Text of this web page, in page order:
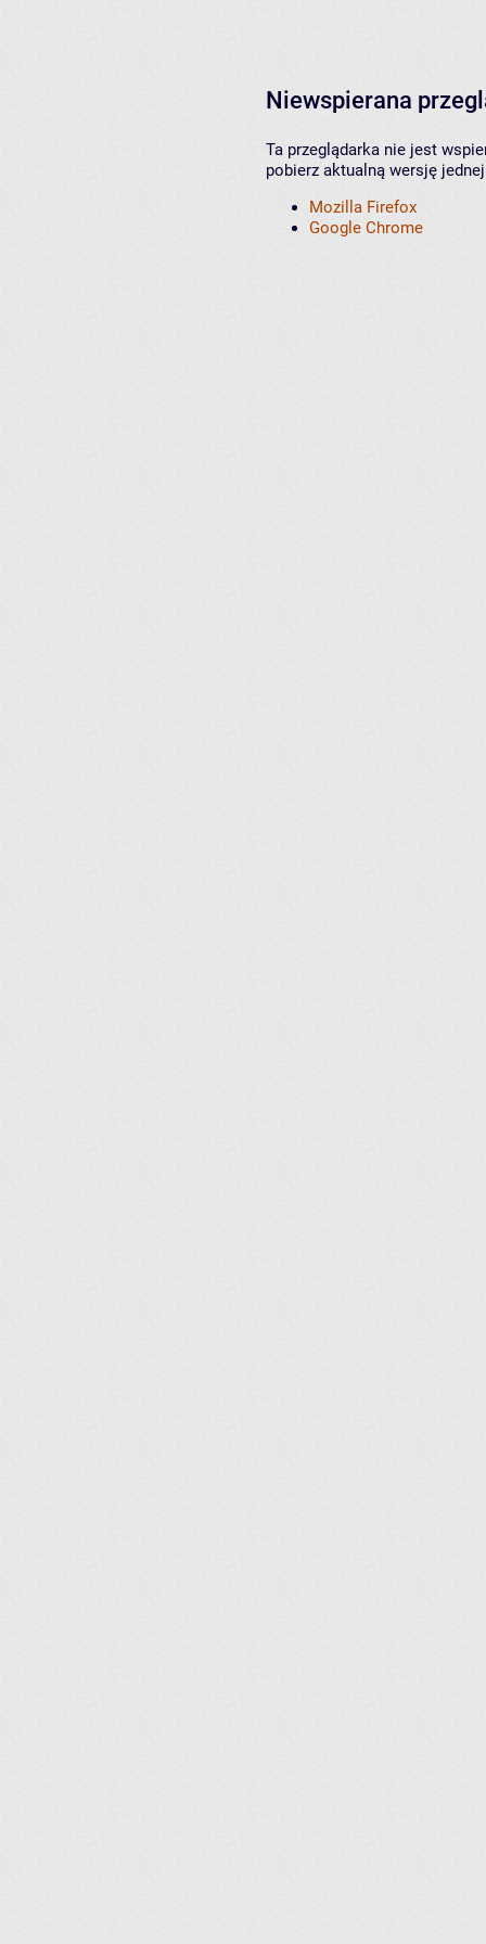
Niewspierana
Ta przeglądarka nie jest
pobierz aktualną wersję
Mozilla Firefox
Google Chrome